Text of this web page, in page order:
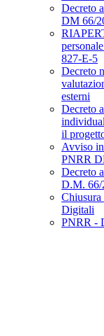
Decreto
DM 66/
827-E-5
Decreto
esterni
Decreto
il
Avviso
PNRR
Decreto
D.M. 66/
Digitali
PNRR -